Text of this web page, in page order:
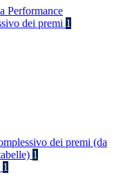
Performance
dei premi 1
dei premi (da
1
1